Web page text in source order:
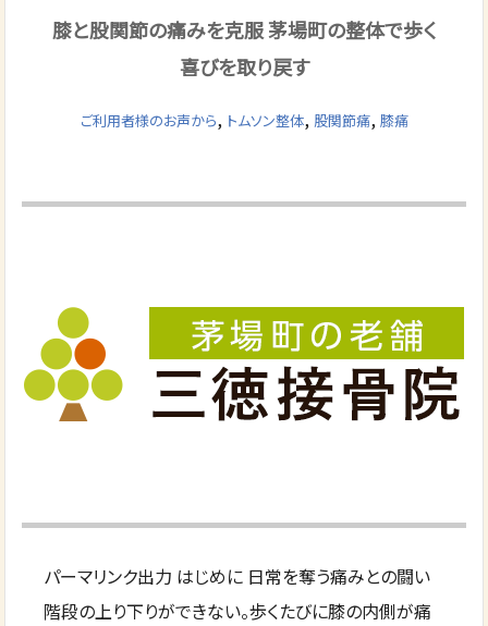
膝と股関節の痛みを克服 茅場町の整体で歩く
喜びを取り戻す
ご利用者様のお声から, トムソン整体, 股関節痛, 膝痛
パーマリンク出力 はじめに 日常を奪う痛みとの闘い
階段の上り下りができない。歩くたびに膝の内側が痛